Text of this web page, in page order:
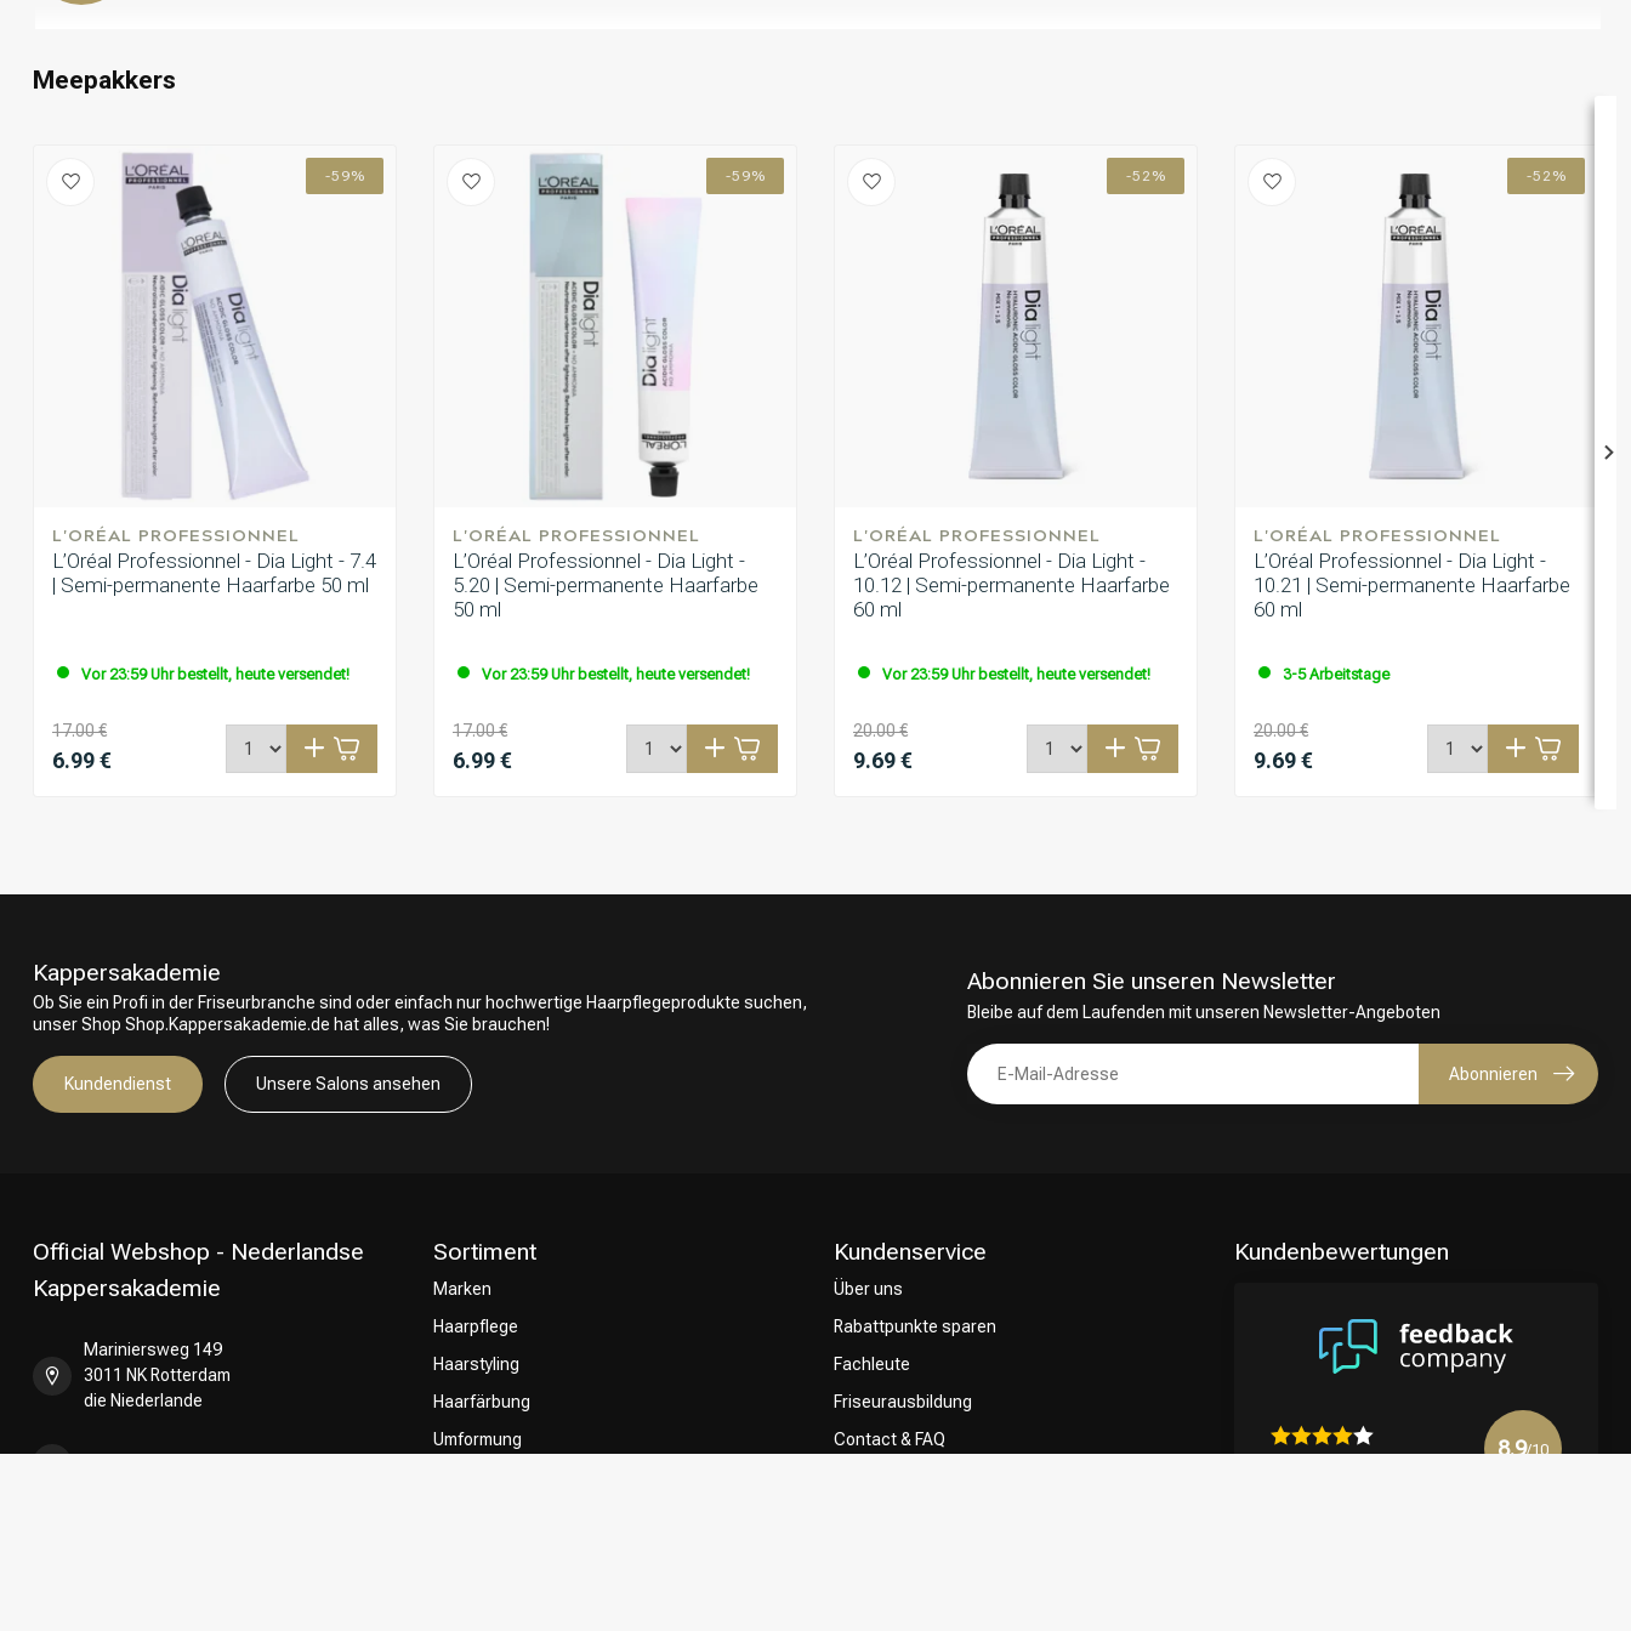
Meepakkers
-59%
L'ORÉAL PROFESSIONNEL
L’Oréal Professionnel - Dia Light - 7.4
| Semi-permanente Haarfarbe 50 ml
Vor 23:59 Uhr bestellt, heute versendet!
17.00 €
6.99 €
-59%
L'ORÉAL PROFESSIONNEL
L’Oréal Professionnel - Dia Light -
5.20 | Semi-permanente Haarfarbe
50 ml
Vor 23:59 Uhr bestellt, heute versendet!
17.00 €
6.99 €
-52%
L'ORÉAL PROFESSIONNEL
L’Oréal Professionnel - Dia Light -
10.12 | Semi-permanente Haarfarbe
60 ml
Vor 23:59 Uhr bestellt, heute versendet!
20.00 €
9.69 €
-52%
L'ORÉAL PROFESSIONNEL
L’Oréal Professionnel - Dia Light -
10.21 | Semi-permanente Haarfarbe
60 ml
3-5 Arbeitstage
20.00 €
9.69 €
Kappersakademie
Ob Sie ein Profi in der Friseurbranche sind oder einfach nur hochwertige Haarpflegeprodukte suchen,
unser Shop Shop.Kappersakademie.de hat alles, was Sie brauchen!
Kundendienst Unsere Salons ansehen
Abonnieren Sie unseren Newsletter
Bleibe auf dem Laufenden mit unseren Newsletter-Angeboten
Abonnieren
Official Webshop - Nederlandse
Kappersakademie
Mariniersweg 149
3011 NK Rotterdam
die Niederlande
Sortiment
Marken
Haarpflege
Haarstyling
Haarfärbung
Umformung
Kundenservice
Über uns
Rabattpunkte sparen
Fachleute
Friseurausbildung
Contact & FAQ
Kundenbewertungen
8.9/10